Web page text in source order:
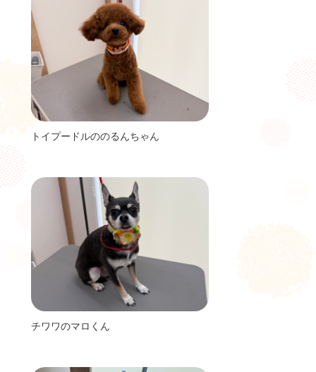
トイプードルののるんちゃん
チワワのマロくん